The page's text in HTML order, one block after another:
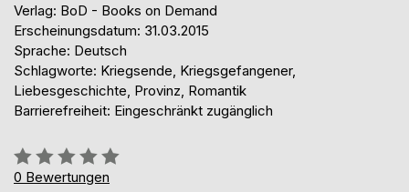
Verlag: BoD - Books on Demand
Erscheinungsdatum: 31.03.2015
Sprache: Deutsch
Schlagworte: Kriegsende, Kriegsgefangener,
Liebesgeschichte, Provinz, Romantik
Barrierefreiheit: Eingeschränkt zugänglich
Bewertung::
0%
0 Bewertungen